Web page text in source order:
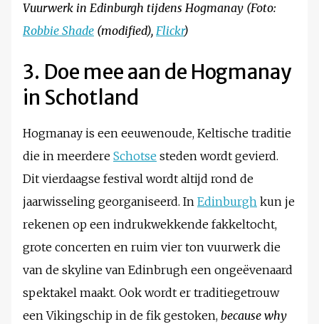
Vuurwerk in Edinburgh tijdens Hogmanay (Foto:
Robbie Shade (modified), Flickr)
3. Doe mee aan de Hogmanay
in Schotland
Hogmanay is een eeuwenoude, Keltische traditie
die in meerdere Schotse steden wordt gevierd.
Dit vierdaagse festival wordt altijd rond de
jaarwisseling georganiseerd. In Edinburgh kun je
rekenen op een indrukwekkende fakkeltocht,
grote concerten en ruim vier ton vuurwerk die
van de skyline van Edinbrugh een ongeëvenaard
spektakel maakt. Ook wordt er traditiegetrouw
een Vikingschip in de fik gestoken, because why